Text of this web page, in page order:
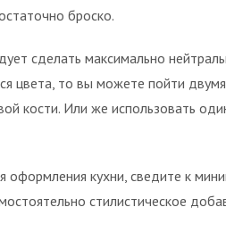
броско.
сделать максимально
цвета, то вы можете пойти
кости. Или же использовать
кухни, сведите к
стилистическое